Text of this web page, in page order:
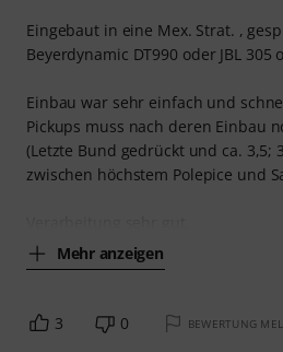
Eingebaut in eine Mex. Strat. ,
Beyerdynamic DT990 oder JBL 305
Einbau war sehr einfach und
Pickups muss nach deren Einbau
(Letzte Bund gedrückt und ca. 3,5;
zwischen höchstem Polepice und
Mehr anzeigen
3 0 BEWERTUNG